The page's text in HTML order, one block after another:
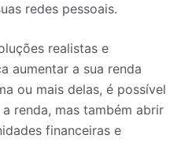
redes pessoais.
realistas e
aumentar a sua renda
ou mais delas, é possível
renda, mas também abrir
financeiras e